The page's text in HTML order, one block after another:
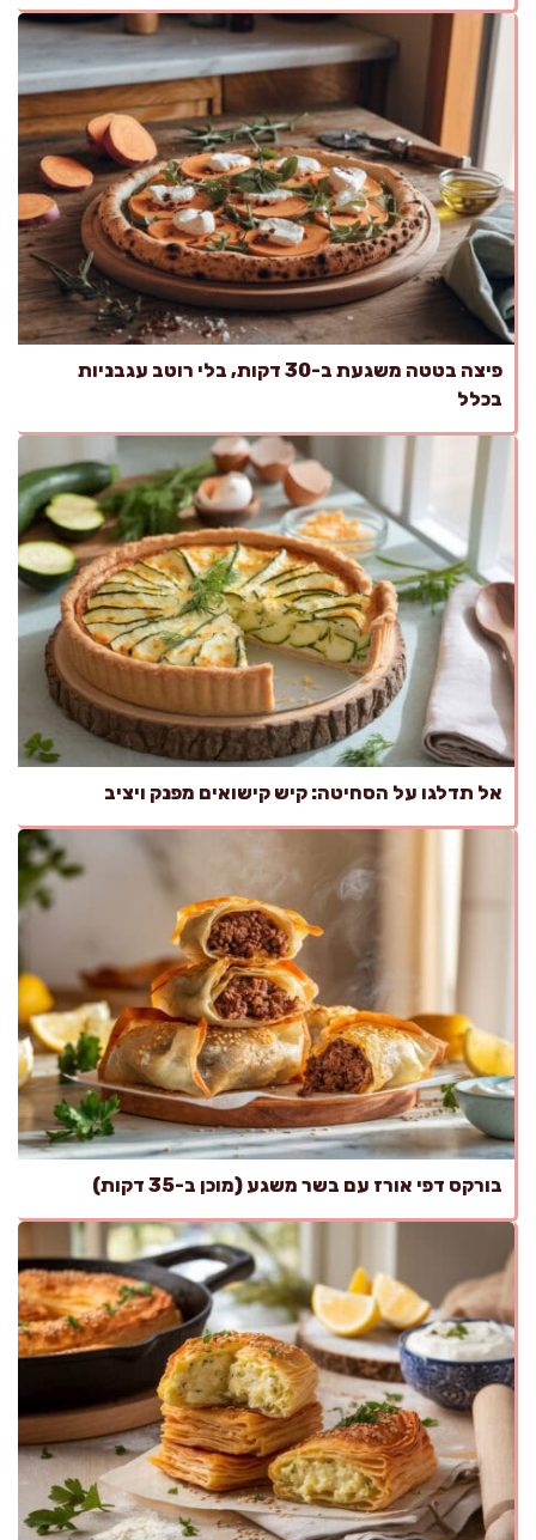
פיצה בטטה משגעת ב-30 דקות, בלי רוטב עגבניות
בכלל
אל תדלגו על הסחיטה: קיש קישואים מפנק ויציב
בורקס דפי אורז עם בשר משגע (מוכן ב-35 דקות)